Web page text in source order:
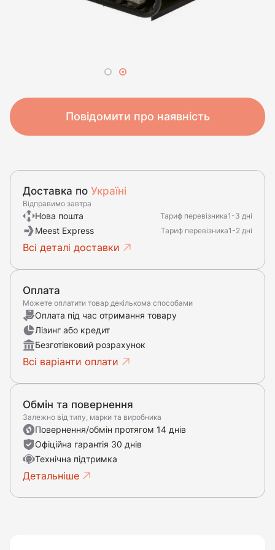
Повідомити про наявність
Доставка по Україні
Відправимо завтра
Нова пошта Тариф перевізника1-3 дні
Meest Express Тариф перевізника1-2 дні
Всі деталі доставки
Оплата
Можете оплатити товар декількома способами
Оплата під час отримання товару
Лізинг або кредит
Безготівковий розрахунок
Всі варіанти оплати
Обмін та повернення
Залежно від типу, марки та виробника
Повернення/обмін протягом 14 днів
Офіційна гарантія 30 днів
Технічна підтримка
Детальніше